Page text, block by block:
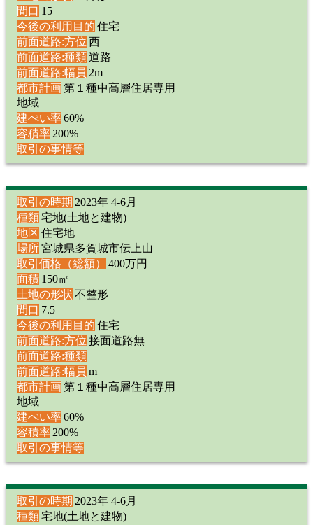
間口 15
今後の利用目的 住宅
前面道路:方位 西
前面道路:種類 道路
前面道路:幅員 2m
都市計画 第１種中高層住居専用
地域
建ぺい率60%
容積率200%
取引の事情等
取引の時期 2023年 4-6月
種類 宅地(土地と建物)
地区 住宅地
場所宮城県多賀城市伝上山
取引価格（総額）
400万円
面積 150㎡
土地の形状 不整形
間口 7.5
今後の利用目的 住宅
前面道路:方位 接面道路無
前面道路:種類
前面道路:幅員 m
都市計画 第１種中高層住居専用
地域
建ぺい率60%
容積率200%
取引の事情等
取引の時期 2023年 4-6月
種類 宅地(土地と建物)